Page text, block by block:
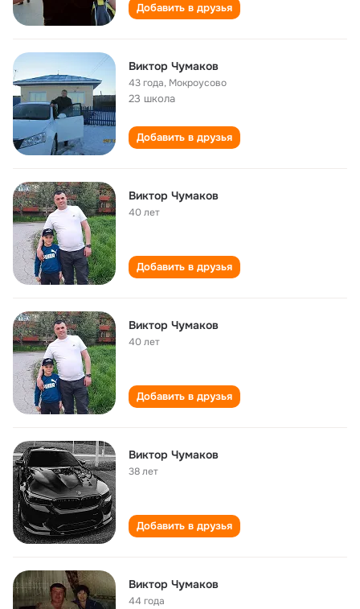
Добавить в друзья
Виктор Чумаков
43 года, Мокроусово
23 школа
Добавить в друзья
Виктор Чумаков
40 лет
Добавить в друзья
Виктор Чумаков
40 лет
Добавить в друзья
Виктор Чумаков
38 лет
Добавить в друзья
Виктор Чумаков
44 года